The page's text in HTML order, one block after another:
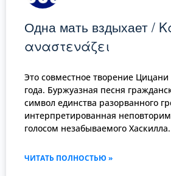
Одна мать вздыхает /
αναστενάζει
Это совместное творение
года. Буржуазная песня
символ единства разорванного
интерпретированная
голосом незабываемого
ЧИТАТЬ ПОЛНОСТЬЮ »